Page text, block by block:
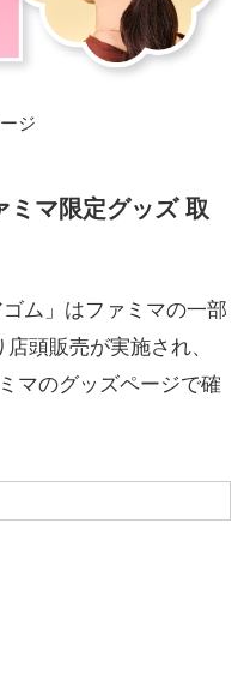
ジ
ミマ限定グッズ 取
ム」はファミマの一部
頭販売が実施され、
マのグッズページで確